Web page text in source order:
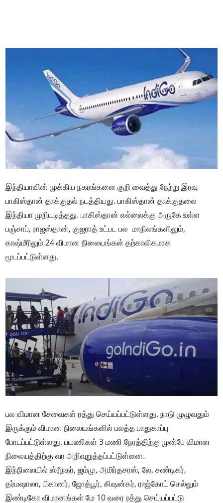
இந்தியாவின் முக்கிய நகரங்களை குறி வைத்து நேற்று இரவு
பாகிஸ்தான் தாக்குதல் நடத்தியது. பாகிஸ்தான் தாக்குதலை
இந்தியா முறியடித்தது. பாகிஸ்தான் எல்லைக்கு அருகே உள்ள
பஞ்சாப், ராஜஸ்தான், குஜராத் உட்பட பல மாநிலங்களிலும்,
காஷ்மீரிலும் 24 விமான நிலையங்கள் தற்காலிகமாக
மூடப்பட்டுள்ளது.
பல விமான சேவைகள் ரத்து செய்யப்பட்டுள்ளது. நாடு முழுவதும்
இருக்கும் விமான நிலையங்களில் பலத்த பாதுகாப்பு
போடப்பட்டுள்ளது. பயணிகள் 3 மணி நேரத்திற்கு முன்பே விமான
நிலையத்திற்கு வர அறிவுறுத்தப்பட்டுள்ளன.
இந்நிலையில் ஸ்ரீநகர், ஜம்மு, அமிர்தசரஸ், லே, சண்டிகர்,
தர்மஷாலா, பிகானர், ஜோத்பூர், கிஷன்கர், ராஜ்கோட் செல்லும்
இண்டிகோ விமானங்கள் மே 10 வரை ரத்து செய்யப்பட்டு